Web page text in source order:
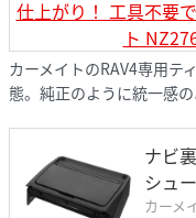
カーメイトのRAV4専用テ
態。純正のように統一感の
ナビ
シュ
カーメ